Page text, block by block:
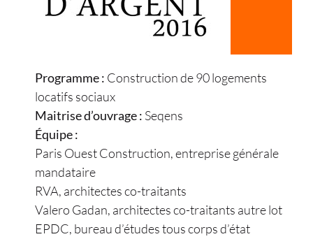
Programme : Construction de 90 logements
locatifs sociaux
Maitrise d’ouvrage : Seqens
Équipe :
Paris Ouest Construction, entreprise générale
mandataire
RVA, architectes co-traitants
Valero Gadan, architectes co-traitants autre lot
EPDC, bureau d’études tous corps d’état